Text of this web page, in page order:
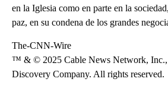
en la Iglesia como en parte en la
paz, en su condena de los grandes
The-CNN-Wire
™ & © 2025 Cable News Network, Inc.,
Discovery Company. All rights reserved.